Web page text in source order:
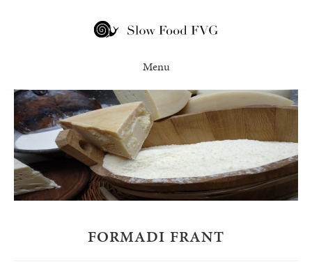
FORMADI FRANT